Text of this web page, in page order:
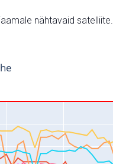
nähtavaid satelliite.